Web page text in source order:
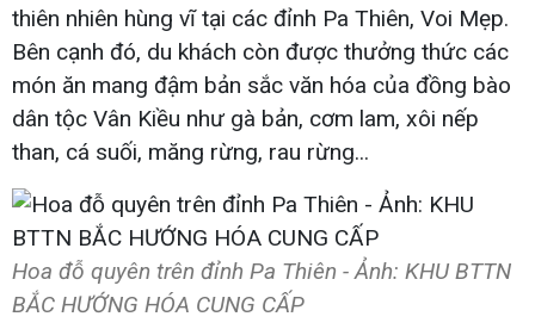
thiên nhiên hùng vĩ tại các đỉnh Pa Thiên, Voi Mẹp.
Bên cạnh đó, du khách còn được thưởng thức các
món ăn mang đậm bản sắc văn hóa của đồng bào
dân tộc Vân Kiều như gà bản, cơm lam, xôi nếp
than, cá suối, măng rừng, rau rừng...
Hoa đỗ quyên trên đỉnh Pa Thiên - Ảnh: KHU BTTN
BẮC HƯỚNG HÓA CUNG CẤP